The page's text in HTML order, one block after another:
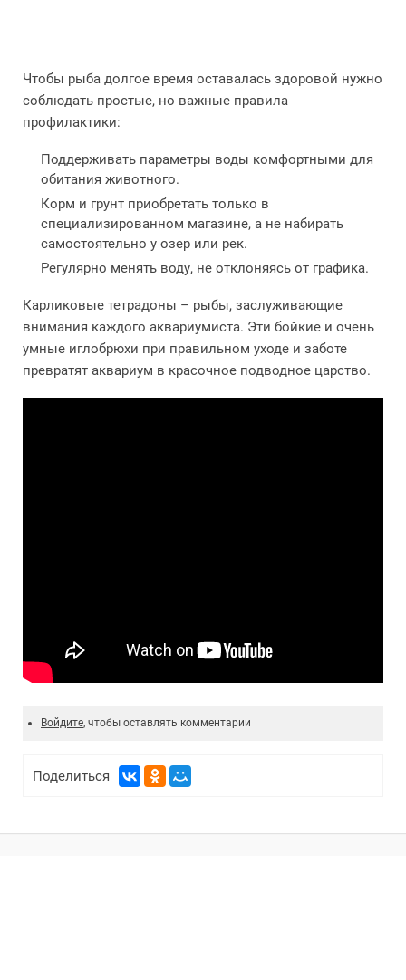
Чтобы рыба долгое время оставалась здоровой нужно
соблюдать простые, но важные правила
профилактики:
Поддерживать параметры воды комфортными для
обитания животного.
Корм и грунт приобретать только в
специализированном магазине, а не набирать
самостоятельно у озер или рек.
Регулярно менять воду, не отклоняясь от графика.
Карликовые тетрадоны – рыбы, заслуживающие
внимания каждого аквариумиста. Эти бойкие и очень
умные иглобрюхи при правильном уходе и заботе
превратят аквариум в красочное подводное царство.
Войдите, чтобы оставлять комментарии
Поделиться